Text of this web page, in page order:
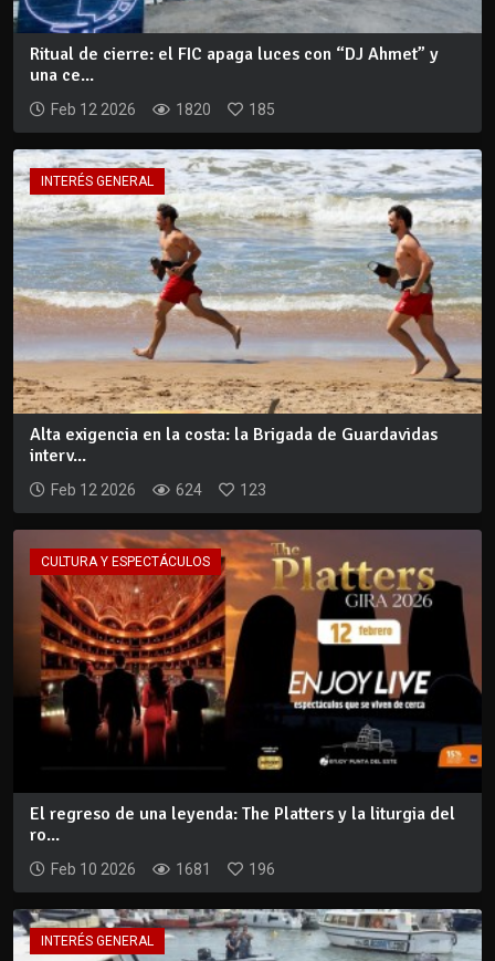
Ritual de cierre: el FIC apaga luces con “DJ Ahmet” y
una ce...
Feb 12 2026 1820 185
INTERÉS GENERAL
Alta exigencia en la costa: la Brigada de Guardavidas
interv...
Feb 12 2026 624 123
CULTURA Y ESPECTÁCULOS
El regreso de una leyenda: The Platters y la liturgia del
ro...
Feb 10 2026 1681 196
INTERÉS GENERAL